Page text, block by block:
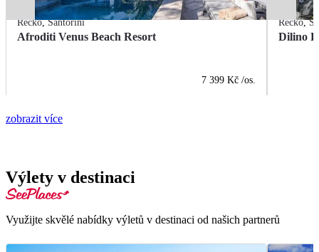
Řecko,Santorini
Afroditi Venus Beach Resort
7 399 Kč /os.
Řecko,
Dilino
zobrazit více
Výlety v destinaci
Využijte skvělé nabídky výletů v destinaci od našich partnerů